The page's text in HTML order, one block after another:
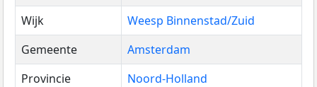
Wijk
Weesp Binnenstad/Zuid
Gemeente
Amsterdam
Provincie
Noord-Holland